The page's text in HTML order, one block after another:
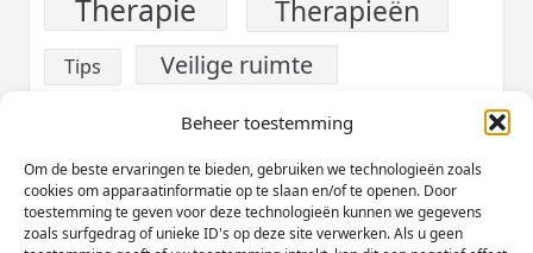
Beheer toestemming
Om de beste ervaringen te bieden, gebruiken we technologieën zoals
cookies om apparaatinformatie op te slaan en/of te openen. Door
toestemming te geven voor deze technologieën kunnen we gegevens
zoals surfgedrag of unieke ID's op deze site verwerken. Als u geen
Therapie Therapieën
Tips Veilige ruimte
verslaving Voeding
Welzijn Werk
Zelfzorg